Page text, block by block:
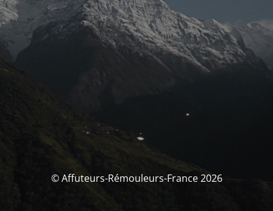
© Affuteurs-Rémouleurs-France 2026